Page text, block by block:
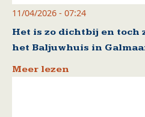
11/04/2026 - 07:24
Het is zo dichtbij en toch
het Baljuwhuis in
Meer lezen